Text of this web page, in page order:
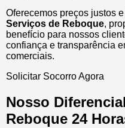
Oferecemos preços justos
Serviços de Reboque,
benefício para nossos
confiança e transparência
comerciais.
Solicitar Socorro Agora
Nosso
Reboque 24